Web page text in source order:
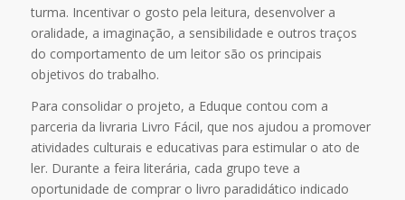
turma. Incentivar o gosto pela leitura, desenvolver a
oralidade, a imaginação, a sensibilidade e outros traços
do comportamento de um leitor são os principais
objetivos do trabalho.
Para consolidar o projeto, a Eduque contou com a
parceria da livraria Livro Fácil, que nos ajudou a promover
atividades culturais e educativas para estimular o ato de
ler. Durante a feira literária, cada grupo teve a
oportunidade de comprar o livro paradidático indicado